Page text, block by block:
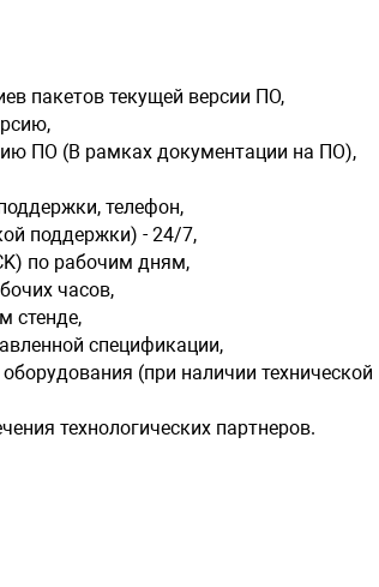
пакетов текущей версии ПО,
ПO (B рамках документации на ПО),
телефон,
поддержки) - 24/7,
по рабочим дням,
часов,
стенде,
спецификации,
(при наличии технической
технологических партнеров.